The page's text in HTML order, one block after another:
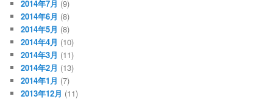
2014年7月 (9)
2014年6月 (8)
2014年5月 (8)
2014年4月 (10)
2014年3月 (11)
2014年2月 (13)
2014年1月 (7)
2013年12月 (11)